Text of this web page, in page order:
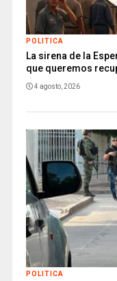
POLITICA
La sirena de la
que queremos
4 agosto, 2026
POLITICA